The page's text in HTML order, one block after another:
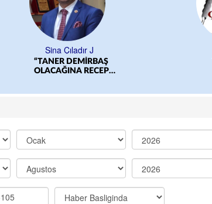
Sina Çıladır J
“TANER DEMİRBAŞ
OLACAĞINA RECEP